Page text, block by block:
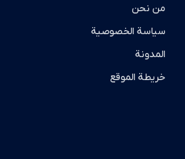
من نحن
سياسة الخصوصية
المدونة
خريطة الموقع